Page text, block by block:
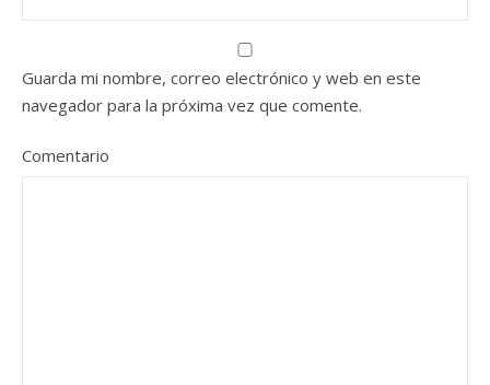
Guarda mi nombre, correo electrónico y web en este
navegador para la próxima vez que comente.
Comentario